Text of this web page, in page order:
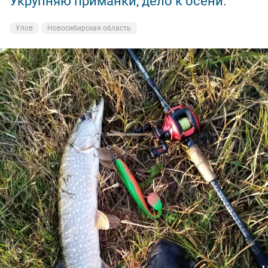
Улов Новосибирская область